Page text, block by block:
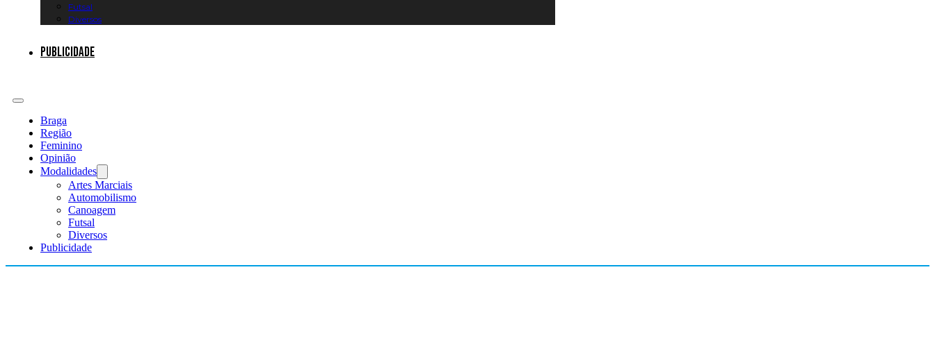
Futsal
Diversos
Publicidade
Braga
Região
Feminino
Opinião
Modalidades
Artes Marciais
Automobilismo
Canoagem
Futsal
Diversos
Publicidade